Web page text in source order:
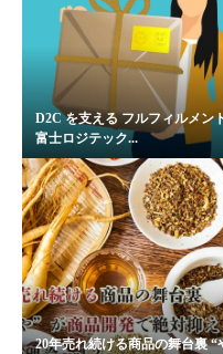
D2C を支える フルフィルメン
富士ロジテック...
20年売れ続ける商品の舞台裏 “